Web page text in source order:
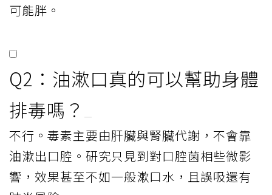
可能胖。
Q2：油漱口真的可以幫助身體
排毒嗎？
不行。毒素主要由肝臟與腎臟代謝，不會靠
油漱出口腔。研究只見到對口腔菌相些微影
響，效果甚至不如一般漱口水，且誤吸還有